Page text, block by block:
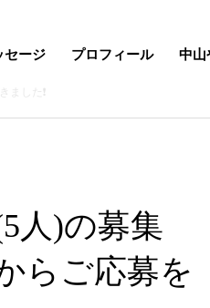
セージ プロフィール 中山
した❗️
人)の募集
らご応募を